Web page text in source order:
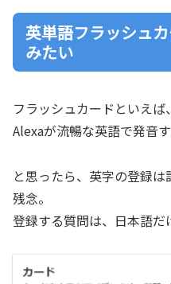
英単語フラッシュ
みたい
フラッシュカードといえば
Alexaが流暢な英語で発音
と思ったら、英字の登録
残念。
登録する質問は、日本語だ